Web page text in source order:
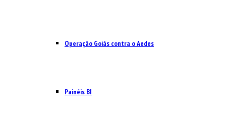
Operação Goiás contra o Aedes
Painéis BI